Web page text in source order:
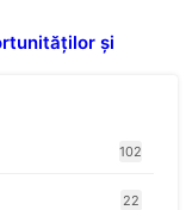
și
102
22